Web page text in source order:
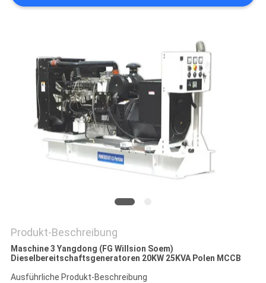
Produkt-Beschreibung
Maschine 3 Yangdong (FG Willsion Soem)
Dieselbereitschaftsgeneratoren 20KW 25KVA Polen MCCB
Ausführliche Produkt-Beschreibung